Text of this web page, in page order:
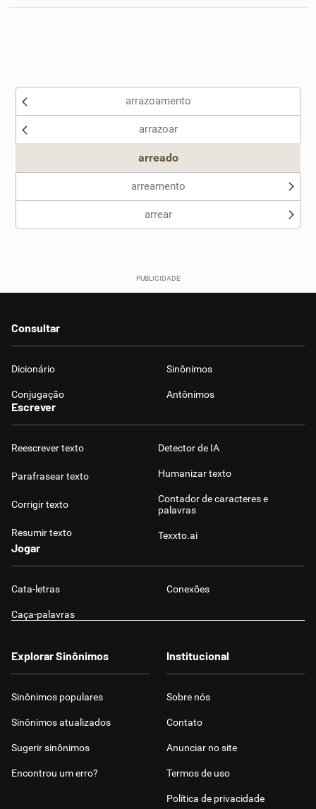
Dicionário
arrazoamento
arrazoar
arreado
arreamento
arrear
Consultar
Dicionário Sinônimos
Conjugação Antônimos
Escrever
Reescrever texto
Parafrasear texto
Corrigir texto
Resumir texto
Detector de IA
Humanizar texto
Contador de caracteres e
palavras
Texxto.ai
Jogar
Cata-letras Conexões
Caça-palavras
Explorar Sinônimos
Sinônimos populares
Sinônimos atualizados
Sugerir sinônimos
Encontrou um erro?
Institucional
Sobre nós
Contato
Anunciar no site
Termos de uso
Política de privacidade